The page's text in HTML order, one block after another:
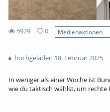
5929
views
0
Medienaktionen
hochgeladen 18. Februar 2025
In weniger als einer Woche ist
wie du taktisch wählst, um rechte